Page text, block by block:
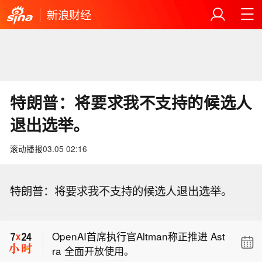
新浪财经
特朗普：将要求我不支持的候选人
退出选举。
滚动播报03.05 02:16
特朗普：将要求我不支持的候选人退出选举。
选择已 “穷尽”。
OpenAI首席执行官Altman称正推进 Ast
ra 全面开放使用。